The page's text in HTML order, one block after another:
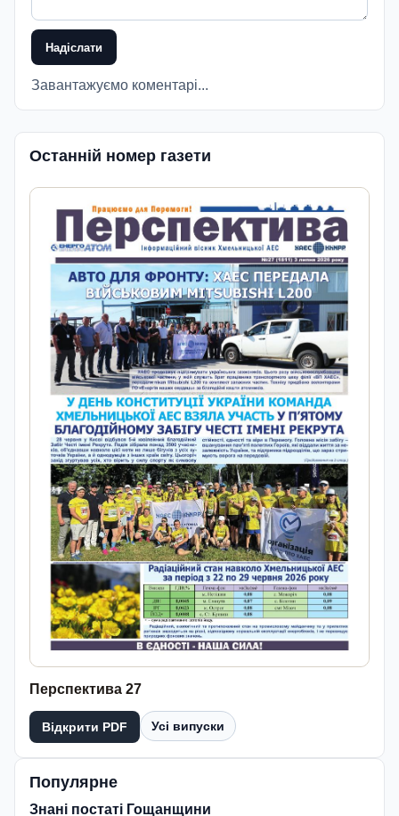
Надіслати
Завантажуємо коментарі...
Останній номер газети
Перспектива 27
Відкрити PDF Усі випуски
Популярне
Знані постаті Гощанщини